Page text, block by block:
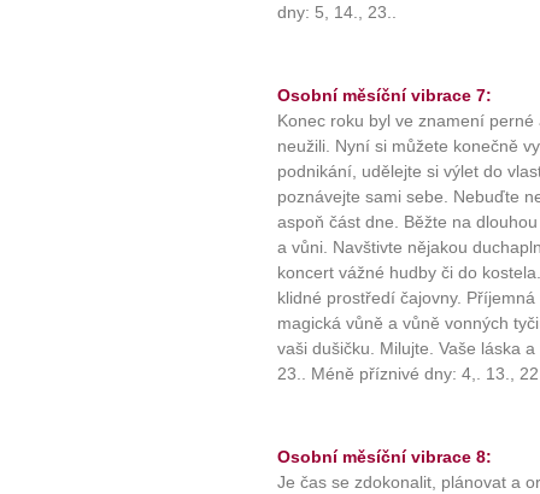
dny: 5, 14., 23..
Osobní měsíční vibrace 7:
Konec roku byl ve znamení
neužili. Nyní si můžete konečně
podnikání, udělejte si výlet do
poznávejte sami sebe. Nebuďte
aspoň část dne. Běžte na
a vůni. Navštivte nějakou
koncert vážné hudby či do
klidné prostředí čajovny.
magická vůně a vůně vonných
vaši dušičku. Milujte. Vaše láska
23.. Méně příznivé dny: 4,. 13.,
Osobní měsíční vibrace 8:
Je čas se zdokonalit, plánovat a